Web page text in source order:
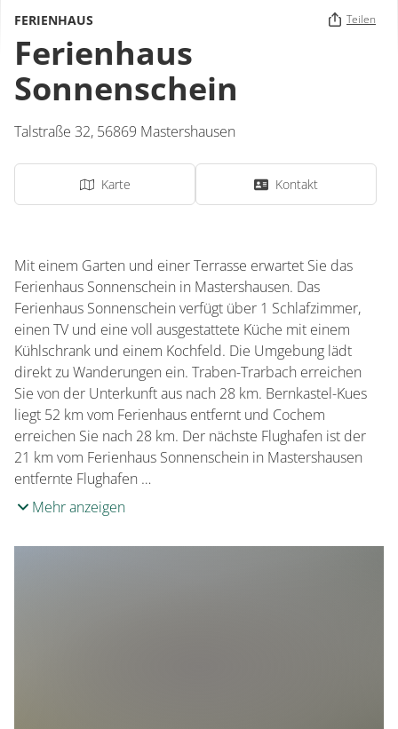
FERIENHAUS Teilen
Ferienhaus
Sonnenschein
Talstraße 32, 56869 Mastershausen
Karte Kontakt
Mit einem Garten und einer Terrasse erwartet Sie das
Ferienhaus Sonnenschein in Mastershausen. Das
Ferienhaus Sonnenschein verfügt über 1 Schlafzimmer,
einen TV und eine voll ausgestattete Küche mit einem
Kühlschrank und einem Kochfeld. Die Umgebung lädt
direkt zu Wanderungen ein. Traben-Trarbach erreichen
Sie von der Unterkunft aus nach 28 km. Bernkastel-Kues
liegt 52 km vom Ferienhaus entfernt und Cochem
erreichen Sie nach 28 km. Der nächste Flughafen ist der
21 km vom Ferienhaus Sonnenschein in Mastershausen
entfernte Flughafen …
Mehr anzeigen